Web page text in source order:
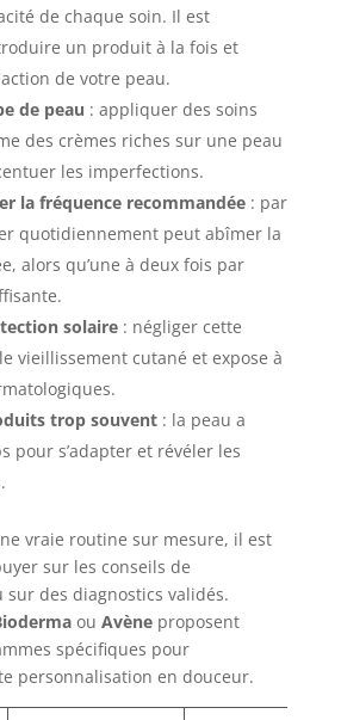
de chaque soin. Il est
un produit à la fois et
de votre peau.
de peau : appliquer des soins
des crèmes riches sur une peau
les imperfections.
la fréquence recommandée: par
quotidiennement peut abîmer la
alors qu’une à deux fois par
solaire: négliger cette
vieillissement cutané et expose à
trop souvent: la peau a
pour s’adapter et révéler les
vraie routine sur mesure, il est
sur les conseils de
sur des diagnostics validés.
ou Avèneproposent
spécifiques pour
personnalisation en douceur.